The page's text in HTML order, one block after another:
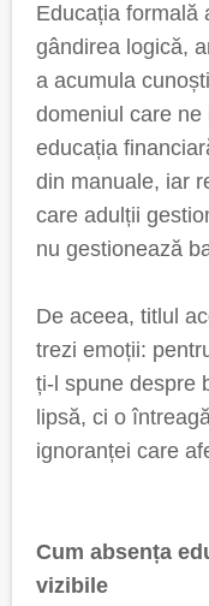
Educația formală
gândirea logică,
a acumula
domeniul care
educația
din manuale, iar
care adulții
nu gestionează
De aceea, titlul
trezi emoții:
ți-l spune despre
lipsă, ci o
ignoranței care
Cum absența
vizibile